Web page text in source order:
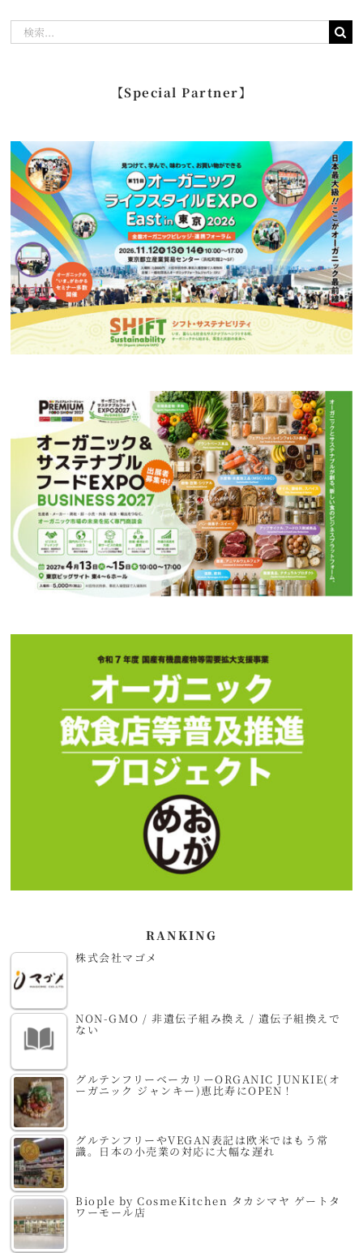
【Special Partner】
RANKING
株式会社マゴメ
NON-GMO / 非遺伝子組み換え / 遺伝子組換えで
ない
グルテンフリーベーカリーORGANIC JUNKIE(オ
ーガニック ジャンキー)恵比寿にOPEN！
グルテンフリーやVEGAN表記は欧米ではもう常
識。日本の小売業の対応に大幅な遅れ
Biople by CosmeKitchen タカシマヤ ゲートタ
ワーモール店